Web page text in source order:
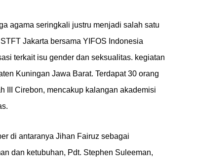
agama seringkali justru menjadi salah satu
Jakarta bersama YIFOS Indonesia
terkait isu gender dan seksualitas. kegiatan
Kuningan Jawa Barat. Terdapat 30 orang
III Cirebon, mencakup kalangan akademisi
di antaranya Jihan Fairuz sebagai
dan ketubuhan, Pdt. Stephen Suleeman,